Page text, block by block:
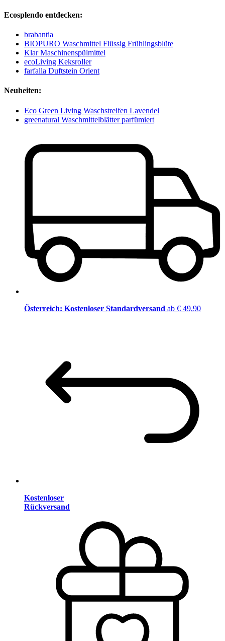
Ecosplendo entdecken:
brabantia
BIOPURO Waschmittel Flüssig Frühlingsblüte
Klar Maschinenspülmittel
ecoLiving Keksroller
farfalla Duftstein Orient
Neuheiten:
Eco Green Living Waschstreifen Lavendel
greenatural Waschmittelblätter parfümiert
Österreich: Kostenloser Standardversand ab € 49,90
Kostenloser
Rückversand